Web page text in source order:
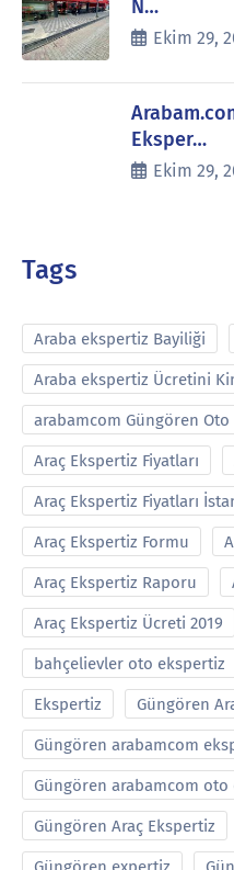
N…
Ekim 29,
Eksper…
Ekim 29,
Tags
Araba ekspertiz Bayiliği
Araba ekspertiz Ücretini
arabamcom Güngören
Araç Ekspertiz Fiyatları
Araç Ekspertiz Fiyatları
Araç Ekspertiz Formu
Araç Ekspertiz Raporu
Araç Ekspertiz Ücreti 2019
bahçelievler oto ekspertiz
Ekspertiz Güngören
Güngören arabamcom
Güngören arabamcom oto
Güngören Araç Ekspertiz